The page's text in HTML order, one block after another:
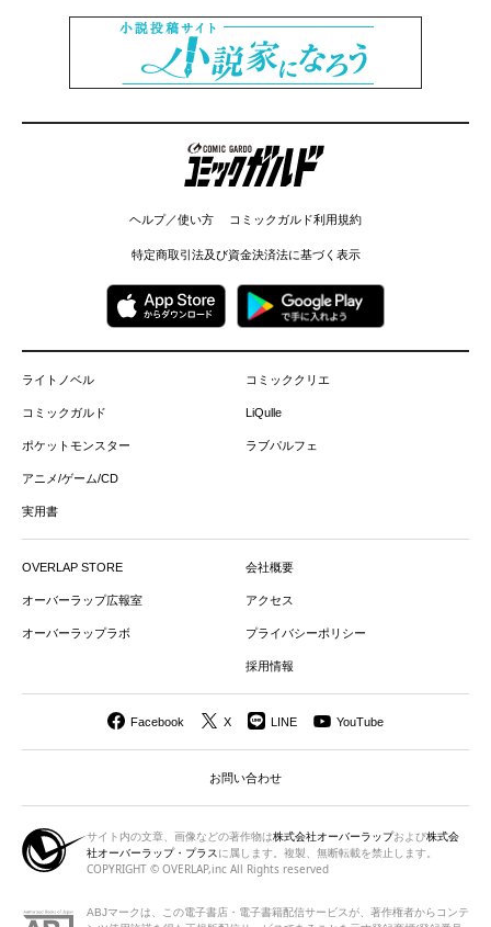
コミックガルド
ヘルプ／使い方 コミックガルド利用規約
特定商取引法及び資金決済法に基づく表示
ライトノベル
コミックガルド
ポケットモンスター
アニメ/ゲーム/CD
実用書
コミッククリエ
LiQulle
ラブパルフェ
OVERLAP STORE
オーバーラップ広報室
オーバーラップラボ
会社概要
アクセス
プライバシーポリシー
採用情報
Facebook X LINE YouTube
お問い合わせ
サイト内の文章、画像などの著作物は株式会社オーバーラップおよび株式会
社オーバーラップ・プラス に属します。複製、無断転載を禁止します。
COPYRIGHT © OVERLAP,inc All Rights reserved
ABJマークは、この電子書店・電子書籍配信サービスが、著作権者からコンテ